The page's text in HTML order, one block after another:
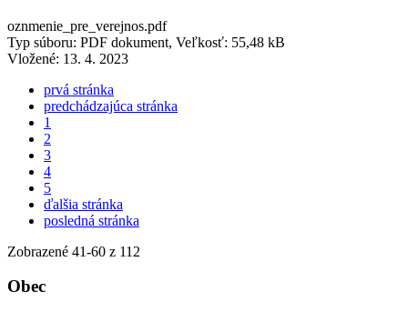
oznmenie_pre_verejnos.pdf
Typ súboru: PDF dokument, Veľkosť: 55,48 kB
Vložené: 13. 4. 2023
prvá stránka
predchádzajúca stránka
1
2
3
4
5
ďalšia stránka
posledná stránka
Zobrazené 41-60 z 112
Obec